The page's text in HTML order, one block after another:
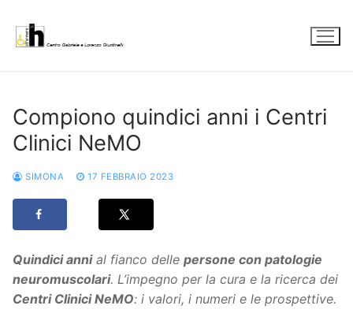
contenuto
Compiono quindici anni i Centri
Clinici NeMO
SIMONA 17 FEBBRAIO 2023
Quindici annial fianco delle persone con patologie
neuromuscolari. L’impegno per la cura e la ricerca dei
Centri Clinici NeMO: i valori, i numeri e le prospettive.